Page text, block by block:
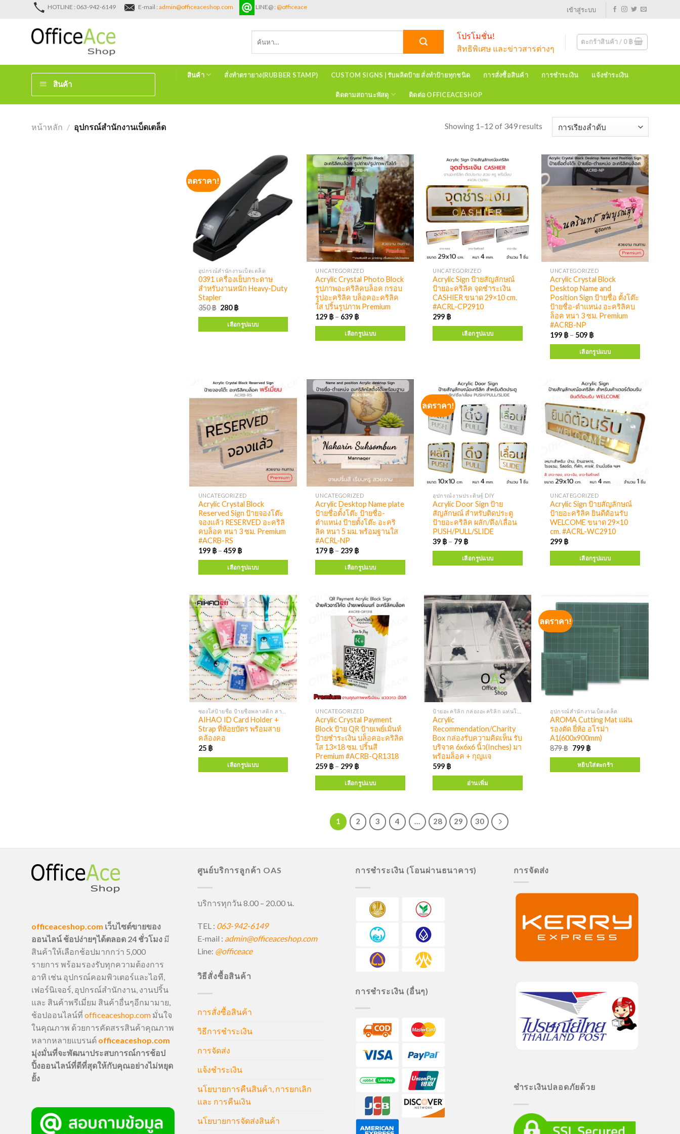
HOTLINE : 063-942-6149 E-mail : admin@officeaceshop.com LINE@ : @officeace เข้าสู่ระบบ
โปรโมชั่น!
สิทธิพิเศษ และข่าวสารต่างๆ
ตะกร้าสินค้า / 0฿
สินค้า
สินค้า สั่งทำตรายาง(RUBBER STAMP) CUSTOM SIGNS | รับผลิตป้าย สั่งทำป้ายทุกชนิด การสั่งซื้อสินค้า การชำระเงิน แจ้งชำระเงิน
ติดตามสถานะพัสดุ ติดต่อ OFFICEACESHOP
หน้าหลัก / อุปกรณ์สำนักงานเบ็ดเตล็ด Showing 1–12 of 349 results
ลดราคา!
อุปกรณ์สำนักงานเบ็ดเตล็ด
0391 เครื่องเย็บกระดาษ
สำหรับงานหนัก Heavy-Duty
Stapler
350฿ 280฿
เลือกรูปแบบ
UNCATEGORIZED
Acrylic Crystal Block
Desktop Name and
Position Sign ป้ายชื่อ ตั้งโต๊ะ
ป้ายชื่อ-ตำแหน่ง อะคริลิคบ
ล็อค หนา 3 ซม. Premium
#ACRB-NP
199 ฿ – 509 ฿
เลือกรูปแบบ
UNCATEGORIZED
Acrylic Crystal Block
Reserved Sign ป้ายจองโต๊ะ
จองแล้ว RESERVED อะคริลิ
คบล็อค หนา 3 ซม. Premium
#ACRB-RS
199 ฿– 459 ฿
เลือกรูปแบบ
UNCATEGORIZED
Acrylic Crystal Payment
Block ป้าย QR ป้ายเพย์เม้นท์
ป้ายชำระเงิน บล็อคอะคริลิค
ใส 13×18 ซม. ปริ้นสี
Premium #ACRB-QR1318
259 ฿ – 299 ฿
เลือกรูปแบบ
UNCATEGORIZED
Acrylic Crystal Photo Block
รูปภาพอะคริลิคบล็อค กรอบ
รูปอะคริลิค บล็อคอะคริลิค
ใส ปริ้นรูปภาพ Premium
129 ฿ – 639 ฿
เลือกรูปแบบ
UNCATEGORIZED
Acrylic Desktop Name plate
ป้ายชื่อตั้งโต๊ะ ป้ายชื่อ-
ตำแหน่ง ป้ายตั้งโต๊ะ อะคริ
ลิค หนา 5 มม. พร้อมฐานใส
#ACRL-NP
179 ฿ – 239 ฿
เลือกรูปแบบ
ลดราคา!
อุปกรณ์งานประดิษฐ์ DIY
Acrylic Door Sign ป้าย
สัญลักษณ์ สำหรับติดประตู
ป้ายอะคริลิค ผลัก/ดึง/เลื่อน
PUSH/PULL/SLIDE
39 ฿ – 79 ฿
เลือกรูปแบบ
Acrylic
Recommendation/Charity
Box กล่องรับความคิดเห็น รับ
บริจาค 6x6x6 นิ้ว(Inches) มา
พร้อมล็อค + กุญแจ
599 ฿
อ่านเพิ่ม
UNCATEGORIZED
Acrylic Sign ป้ายสัญลักษณ์
ป้ายอะคริลิค จุดชำระเงิน
CASHIER ขนาด 29×10 cm.
#ACRL-CP2910
299 ฿
เลือกรูปแบบ
UNCATEGORIZED
Acrylic Sign ป้ายสัญลักษณ์
ป้ายอะคริลิค ยินดีต้อนรับ
WELCOME ขนาด 29×10
cm. #ACRL-WC2910
299 ฿
เลือกรูปแบบ
AIHAO ID Card Holder +
Strap ที่ห้อยบัตร พร้อมสาย
คล้องคอ
25 ฿
เลือกรูปแบบ
ลดราคา!
อุปกรณ์สำนักงานเบ็ดเตล็ด
AROMA Cutting Mat แผ่น
รองตัด ยี่ห้อ อโรม่า
A1(600x900mm)
879฿ 799 ฿
หยิบใส่ตะกร้า
1 2 3 4 … 28 29 30
officeaceshop.com เว็บไซต์ขายของ
ออนไลน์ ช้อปง่ายๆได้ตลอด 24 ชั่วโมง มี
สินค้าให้เลือกช้อปมากกว่า 5,000
รายการ พร้อมรองรับทุกความต้องการ
อาทิ เช่น อุปกรณ์คอมพิวเตอร์และไอที,
เฟอร์นิเจอร์, อุปกรณ์สำนักงาน, งานปริ้น
และ สินค้าพรีเมี่ยม สินค้าอื่นๆอีกมามาย,
ช้อปออนไลน์ที่ officeaceshop.com มั่นใจ
ในคุณภาพ ด้วยการคัดสรรสินค้าคุณภาพ
หลากหลายแบรนด์ officeaceshop.com
มุ่งมั่นที่จะพัฒนาประสบการณ์การช้อป
ปิ้งออนไลน์ที่ดีที่สุดให้กับคุณอย่างไม่หยุด
ยั้ง
ศูนย์บริการลูกค้า OAS
บริการทุกวัน 8.00 – 20.00 น.
TEL : 063-942-6149
E-mail : admin@officeaceshop.com
Line: @officeace
วิธีสั่งซื้อสินค้า
การสั่งซื้อสินค้า
วิธีการชำระเงิน
การจัดส่ง
แจ้งชำระเงิน
นโยบายการคืนสินค้า, การยกเลิก
และ การคืนเงิน
นโยบายการจัดส่งสินค้า
การชำระเงิน (โอนผ่านธนาคาร)
การชำระเงิน (อื่นๆ)
การจัดส่ง
ชำระเงินปลอดภัยด้วย